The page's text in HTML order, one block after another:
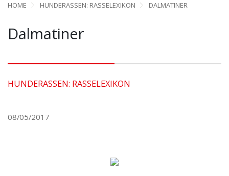
HOME HUNDERASSEN: RASSELEXIKON DALMATINER
Dalmatiner
HUNDERASSEN: RASSELEXIKON
08/05/2017